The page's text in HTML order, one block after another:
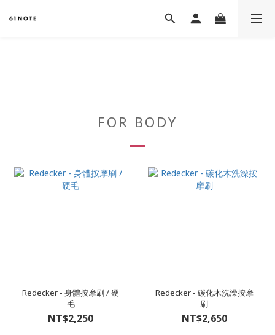
FOR BODY
Redecker - 身體按摩刷 / 硬
毛
NT$2,250
Redecker - 碳化木洗澡按摩
刷
NT$2,650